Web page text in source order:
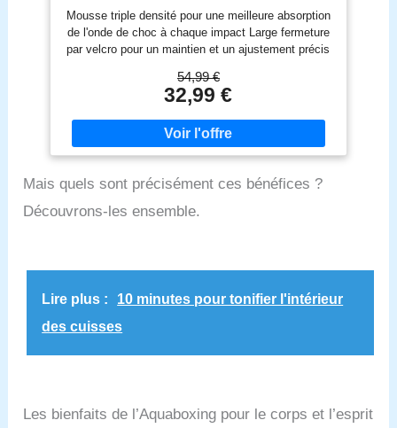
Mousse triple densité pour une meilleure absorption
de l'onde de choc à chaque impact Large fermeture
par velcro pour un maintien et un ajustement précis
les blessures
54,99 €
32,99 €
Mais quels sont précisément ces bénéfices ?
Découvrons-les ensemble.
Lire plus :
10 minutes pour tonifier l'intérieur
des cuisses
Les bienfaits de l’Aquaboxing pour le corps et l’esprit